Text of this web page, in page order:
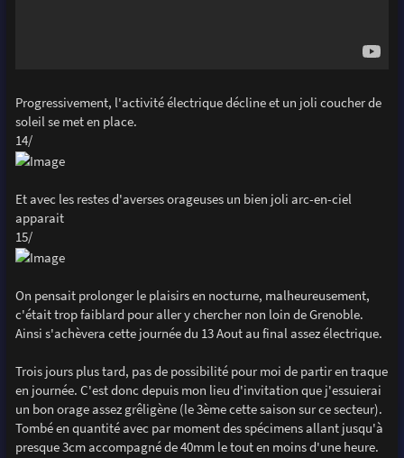
Progressivement, l'activité électrique décline et un joli coucher de
soleil se met en place.
14/
Et avec les restes d'averses orageuses un bien joli arc-en-ciel
apparait
15/
On pensait prolonger le plaisirs en nocturne, malheureusement,
c'était trop faiblard pour aller y chercher non loin de Grenoble.
Ainsi s'achèvera cette journée du 13 Aout au final assez électrique.
Trois jours plus tard, pas de possibilité pour moi de partir en traque
en journée. C'est donc depuis mon lieu d'invitation que j'essuierai
un bon orage assez grêligène (le 3ème cette saison sur ce secteur).
Tombé en quantité avec par moment des spécimens allant jusqu'à
presque 3cm accompagné de 40mm le tout en moins d'une heure.